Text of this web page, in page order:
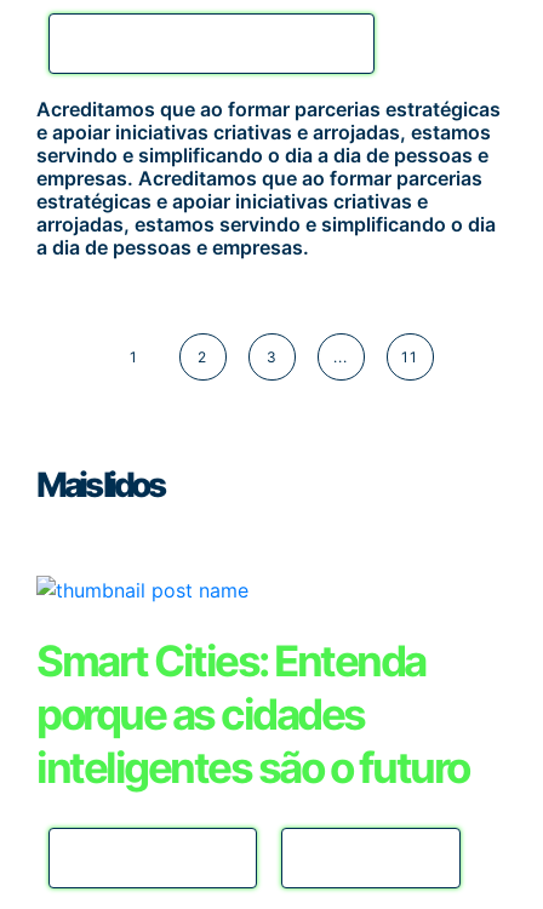
Acreditamos que ao formar parcerias estratégicas
e apoiar iniciativas criativas e arrojadas, estamos
servindo e simplificando o dia a dia de pessoas e
empresas. Acreditamos que ao formar parcerias
estratégicas e apoiar iniciativas criativas e
arrojadas, estamos servindo e simplificando o dia
a dia de pessoas e empresas.
1 2 3 ... 11
Mais lidos
Smart Cities: Entenda
porque as cidades
inteligentes são o futuro